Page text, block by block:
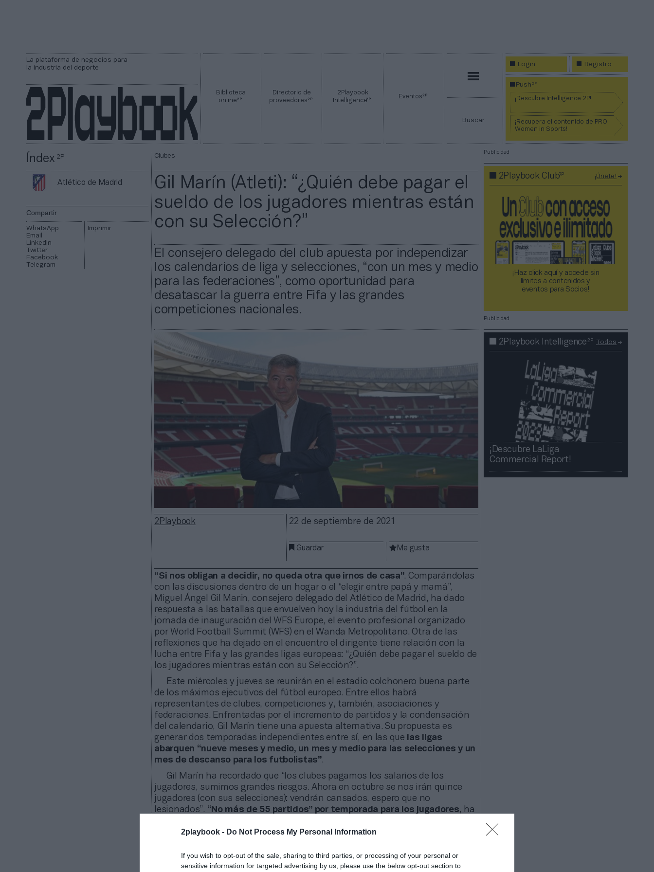
2playbook - Do Not Process My Personal Information
If you wish to opt-out of the sale, sharing to third parties, or processing of your personal or
sensitive information for targeted advertising by us, please use the below opt-out section to
La plataforma de negocios para
la industria del deporte
Biblioteca
online2P
Directorio de
proveedores2P
2Playbook
Intelligence2P Eventos2P
Buscar
Login Registro
Push2P
¡Descubre Intelligence 2P!
¡Recupera el contenido de PRO
Women in Sports!
Índex2P
Atlético de Madrid
Compartir
WhatsApp
Email
Linkedin
Twitter
Facebook
Telegram
Imprimir
Clubes
Gil Marín (Atleti): “¿Quién debe pagar el
sueldo de los jugadores mientras están
con su Selección?”
El consejero delegado del club apuesta por independizar
los calendarios de liga y selecciones, “con un mes y medio
para las federaciones”, como oportunidad para
desatascar la guerra entre Fifa y las grandes
competiciones nacionales.
2Playbook 22 de septiembre de 2021
Guardar Me gusta
“Si nos obligan a decidir, no queda otra que irnos de casa”. Comparándolas
con las discusiones dentro de un hogar o el “elegir entre papá y mamá”,
Miguel Ángel Gil Marín, consejero delegado del Atlético de Madrid, ha dado
respuesta a las batallas que envuelven hoy la industria del fútbol en la
jornada de inauguración del WFS Europe, el evento profesional organizado
por World Football Summit (WFS) en el Wanda Metropolitano. Otra de las
reflexiones que ha dejado en el encuentro el dirigente tiene relación con la
lucha entre Fifa y las grandes ligas europeas: “¿Quién debe pagar el sueldo de
los jugadores mientras están con su Selección?”.
Este miércoles y jueves se reunirán en el estadio colchonero buena parte
de los máximos ejecutivos del fútbol europeo. Entre ellos habrá
representantes de clubes, competiciones y, también, asociaciones y
federaciones. Enfrentadas por el incremento de partidos y la condensación
del calendario, Gil Marín tiene una apuesta alternativa. Su propuesta es
generar dos temporadas independientes entre sí, en las que las ligas
abarquen “nueve meses y medio, un mes y medio para las selecciones y un
mes de descanso para los futbolistas”.
Gil Marín ha recordado que “los clubes pagamos los salarios de los
jugadores, sumimos grandes riesgos. Ahora en octubre se nos irán quince
jugadores (con sus selecciones): vendrán cansados, espero que no
lesionados”. “No más de 55 partidos” por temporada para los jugadores, ha
Esta pelea entre organizadores “lo único que nos hace es sufrir”.
organizaciones que regulan las competiciones, terminará pasando. No en
Publicidad
2Playbook Club2P ¡Únete!
¡Haz click aquí y accede sin
límites a contenidos y
eventos para Socios!​​​​​​​
Publicidad
2Playbook Intelligence2P Todos
¡Descubre LaLiga
Commercial Report!​​